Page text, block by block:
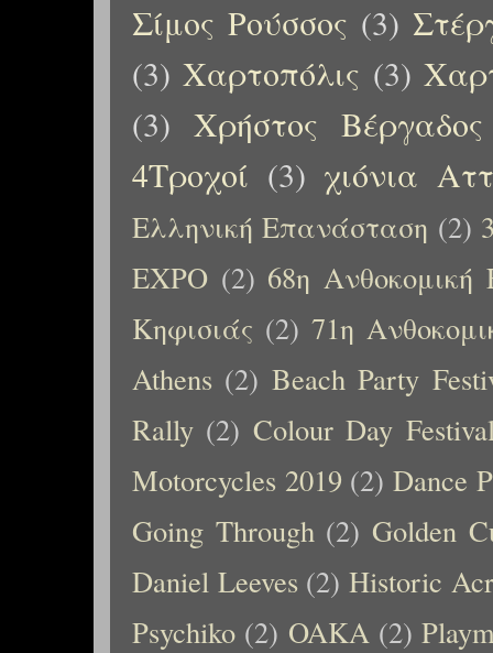
Σίμος Ρούσσος (3)
(3) Χαρτοπόλις (3)
(3) Χρήστος Βέργαδος
4Τροχοί (3) χιόνια
Ελληνική Επανάσταση (2)
EXPO (2) 68η Ανθοκομική
Κηφισιάς (2) 71η
Athens (2) Beach Party
Rally (2) Colour Day
Motorcycles 2019 (2) Dance
Going Through (2) Golden
Daniel Leeves (2) Historic
Psychiko (2) OAKA (2)